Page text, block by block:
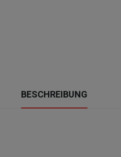
BESCHREIBUNG